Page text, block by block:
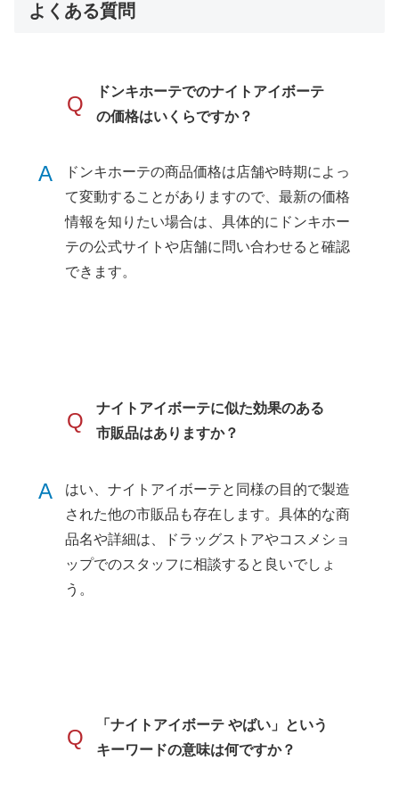
よくある質問
Q
ドンキホーテでのナイトアイボーテ
の価格はいくらですか？
A
ドンキホーテの商品価格は店舗や時期によっ
て変動することがありますので、最新の価格
情報を知りたい場合は、具体的にドンキホー
テの公式サイトや店舗に問い合わせると確認
できます。
Q
ナイトアイボーテに似た効果のある
市販品はありますか？
A
はい、ナイトアイボーテと同様の目的で製造
された他の市販品も存在します。具体的な商
品名や詳細は、ドラッグストアやコスメショ
ップでのスタッフに相談すると良いでしょ
う。
Q
「ナイトアイボーテ やばい」という
キーワードの意味は何ですか？